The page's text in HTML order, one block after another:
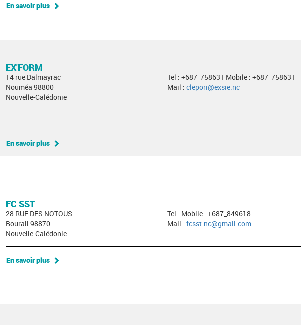
En savoir plus
EX'FORM
14 rue Dalmayrac
Nouméa 98800
Nouvelle-Calédonie
Tel : +687_758631 Mobile : +687_758631
Mail : clepori@exsie.nc
En savoir plus
FC SST
28 RUE DES NOTOUS
Bourail 98870
Nouvelle-Calédonie
Tel : Mobile : +687_849618
Mail : fcsst.nc@gmail.com
En savoir plus